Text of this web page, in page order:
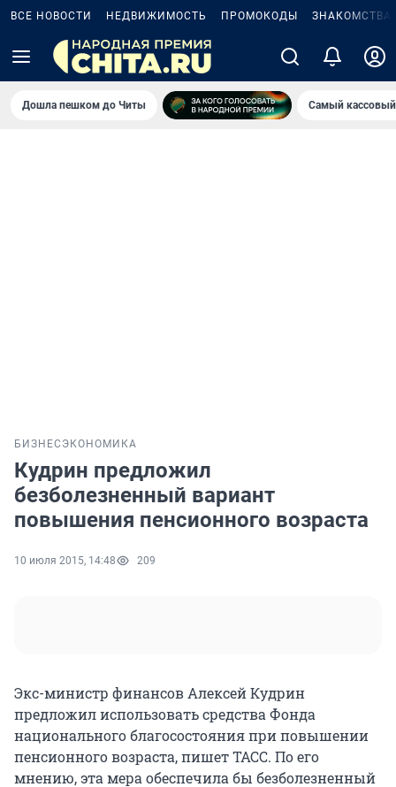
ВСЕ НОВОСТИ НЕДВИЖИМОСТЬ ПРОМОКОДЫ ЗНАКОМСТВА
Дошла пешком до Читы Самый
БИЗНЕС ЭКОНОМИКА
Кудрин предложил
безболезненный вариант
повышения пенсионного возраста
10 июля 2015, 14:48 209
Экс-министр финансов Алексей Кудрин
предложил использовать средства Фонда
национального благосостояния при повышении
пенсионного возраста, пишет ТАСС. По его
мнению, эта мера обеспечила бы безболезненный